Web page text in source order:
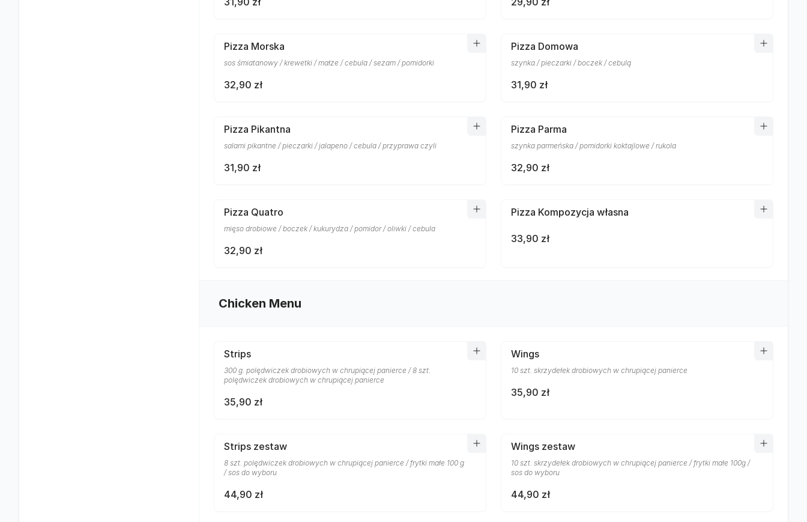
Pizza Morska
sos śmiatanowy / krewetki / małże / cebula / sezam / pomidorki
32,90 zł
Pizza Domowa
szynka / pieczarki / boczek / cebulą
31,90 zł
Pizza Pikantna
salami pikantne / pieczarki / jalapeno / cebula / przyprawa czyli
31,90 zł
Pizza Parma
szynka parmeńska / pomidorki koktajlowe / rukola
32,90 zł
Pizza Quatro
mięso drobiowe / boczek / kukurydza / pomidor / oliwki / cebula
32,90 zł
Pizza Kompozycja własna
33,90 zł
Chicken Menu
Strips
300 g. polędwiczek drobiowych w chrupiącej panierce / 8 szt.
polędwiczek drobiowych w chrupiącej panierce
35,90 zł
Wings
10 szt. skrzydełek drobiowych w chrupiącej panierce
35,90 zł
Strips zestaw
8 szt. polędwiczek drobiowych w chrupiącej panierce / frytki małe 100 g
/ sos do wyboru
44,90 zł
Wings zestaw
10 szt. skrzydełek drobiowych w chrupiącej panierce / frytki małe 100g /
sos do wyboru
44,90 zł